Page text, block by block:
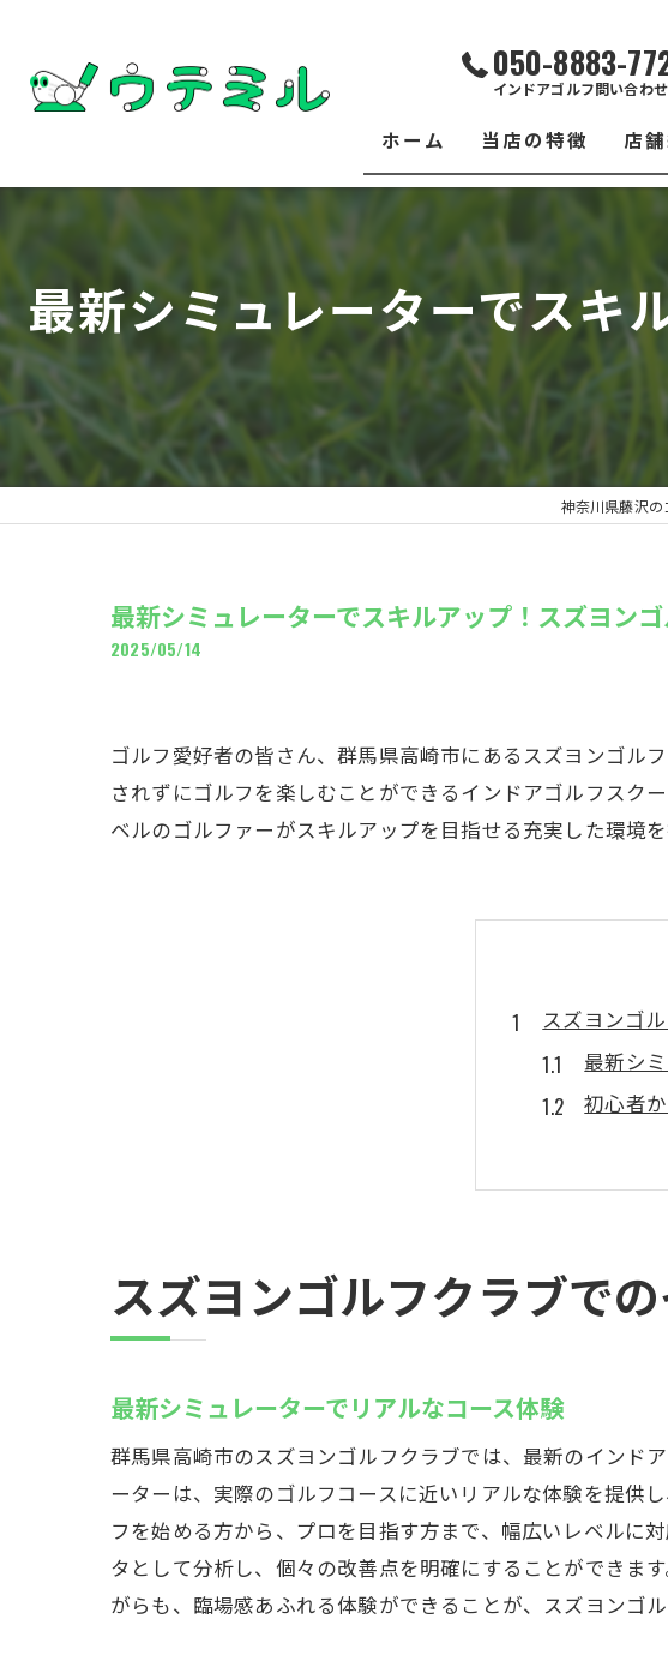
050-8883-
インドアゴルフ問い合わ
ホーム 当店の特徴
練習場
フィッティング
クラブショップ
店
ウ
市原
ウ
最新シミュレーターでスキ
神奈川県藤沢
最新シミュレーターでスキルアップ！スズヨン
2025/05/14
ゴルフ愛好者の皆さん、群馬県高崎市にあるスズヨンゴル
されずにゴルフを楽しむことができるインドアゴルフスク
ベルのゴルファーがスキルアップを目指せる充実した環境
スズヨンゴ
最新シ
初心者
スズヨ
プライ
ゴルフ
インドアゴ
インド
高精度
トレー
高崎市のゴ
スズヨンゴルフクラブで
最新シミュレーターでリアルなコース体験
群馬県高崎市のスズヨンゴルフクラブでは、最新のインド
ーターは、実際のゴルフコースに近いリアルな体験を提供
フを始める方から、プロを目指す方まで、幅広いレベルに
タとして分析し、個々の改善点を明確にすることができま
がらも、臨場感あふれる体験ができることが、スズヨンゴ